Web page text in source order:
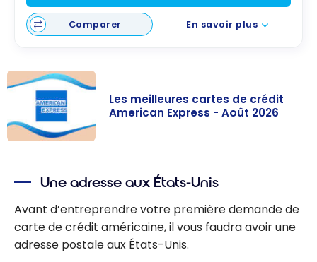
Comparer En savoir plus
crédit
American
Express - Août
2026
Les meilleures cartes de crédit
American Express - Août 2026
Une adresse aux États-Unis
Avant d’entreprendre votre première demande de
carte de crédit américaine, il vous faudra avoir une
adresse postale aux États-Unis.